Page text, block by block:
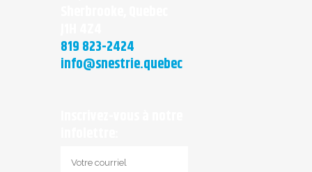
819 823-2424
info@snestrie.quebec